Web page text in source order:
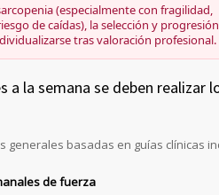
(especialmente con fragilidad,
de caídas), la selección y
tras valoración profesional.
a la semana se deben realizar
generales basadas en guías clínicas
de fuerza